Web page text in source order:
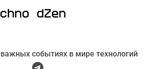
событиях в мире технологий